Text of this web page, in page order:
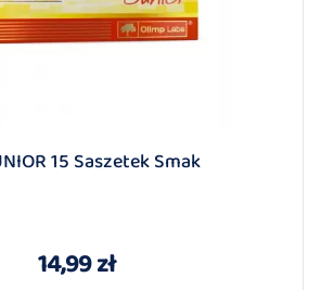
15 Saszetek Smak
14,99 zł